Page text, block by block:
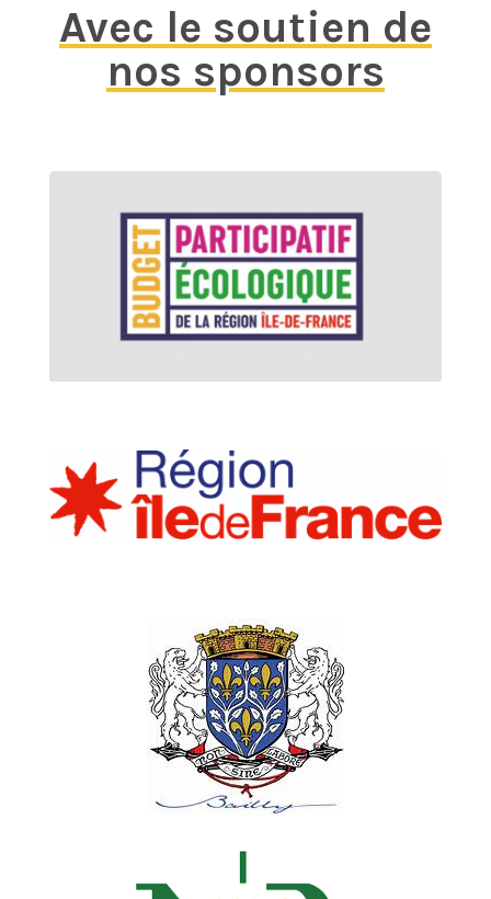
Avec le soutien de
nos sponsors